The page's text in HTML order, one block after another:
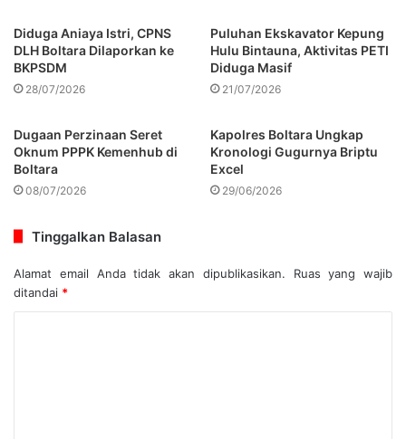
Diduga Aniaya Istri, CPNS
DLH Boltara Dilaporkan ke
BKPSDM
28/07/2026
Puluhan Ekskavator Kepung
Hulu Bintauna, Aktivitas PETI
Diduga Masif
21/07/2026
Dugaan Perzinaan Seret
Oknum PPPK Kemenhub di
Boltara
08/07/2026
Kapolres Boltara Ungkap
Kronologi Gugurnya Briptu
Excel
29/06/2026
Tinggalkan Balasan
Alamat email Anda tidak akan dipublikasikan.
Ruas yang wajib
ditandai *